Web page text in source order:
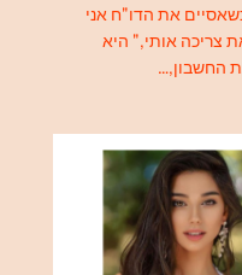
את הדו"ח אני
צריכה אותי," היא
החשבון,…